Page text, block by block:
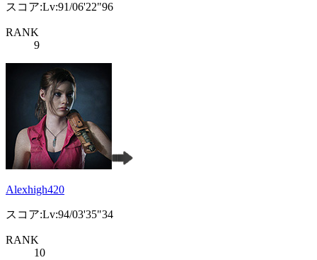
スコア:Lv:91/06'22"96
RANK
9
Alexhigh420
スコア:Lv:94/03'35"34
RANK
10